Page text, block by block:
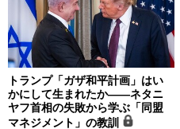
トランプ「ガザ和平計画」はい
かにして生まれたか――ネタニ
ヤフ首相の失敗から学ぶ「同盟
マネジメント」の教訓